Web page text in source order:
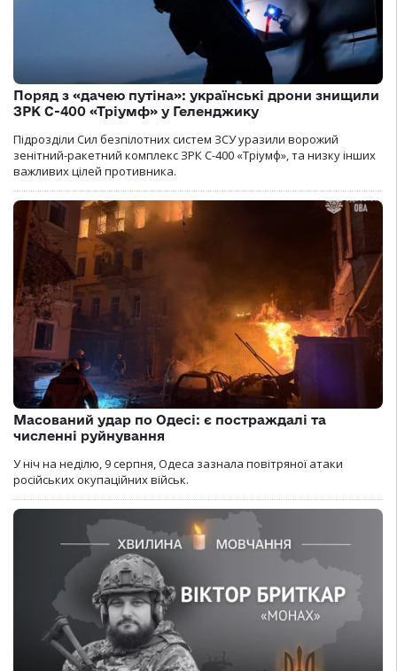
Поряд з «дачею путіна»: українські дрони знищили
ЗРК С-400 «Тріумф» у Геленджику
Підрозділи Сил безпілотних систем ЗСУ уразили ворожий
зенітний-ракетний комплекс ЗРК С-400 «Тріумф», та низку інших
важливих цілей противника.
Масований удар по Одесі: є постраждалі та
численні руйнування
У ніч на неділю, 9 серпня, Одеса зазнала повітряної атаки
російських окупаційних військ.